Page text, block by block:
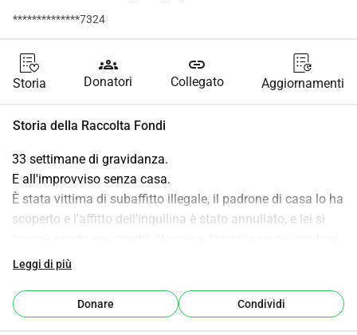
**************7324
Storia
groups
Donatori
link
Collegato Aggiornamenti
Storia della Raccolta Fondi
33 settimane di gravidanza.
E all'improvviso senza casa.
È stata vittima di subaffitto illegale, il padrone di casa lo ha
scoperto e l'affitto dell'inquilina è stato annullato, e lei si
Nessun risparmio. Ma un bambino in arrivo. E quindi si è
Una giovane donna lavoratrice coraggiosa, piena di forza
di volontà ma completamente esausta. In gravidanza
Leggi di più
Donare Condividi